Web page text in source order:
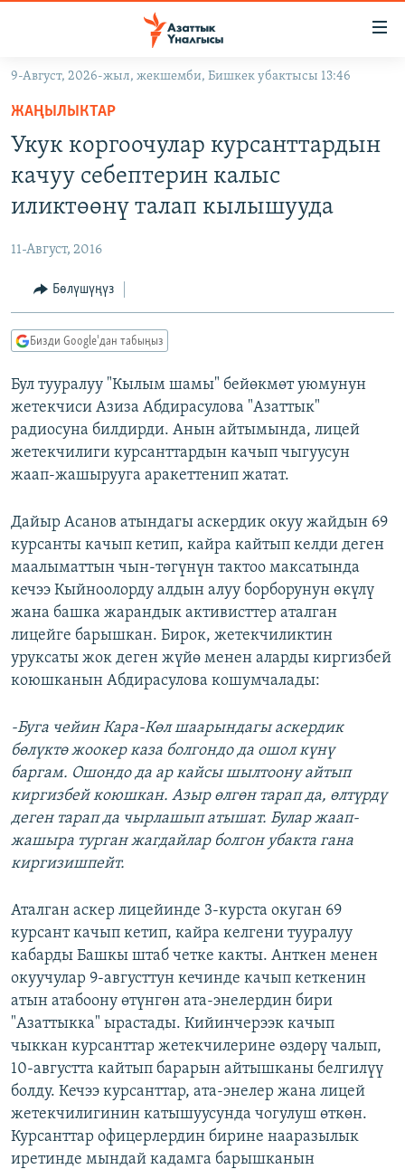
Навигацияга
өтүңүз
Издөөгө
салыңызКЫРГЫЗСТАН
МАДАНИЯТ
ДҮЙНӨ
УКРАИНА
ТВ ПРОГРАММАЛАР
БҮГҮН АЗАТТЫКТА
ДАНИСТЕ
ЭЖЕ-СИҢДИЛЕР
АЗАТТЫК+
ЫҢГАЙСЫЗ СУРООЛОР
ПОДКАСТ
ОНЛАЙН ШЕРИНЕ
ЭЕ/АРнун бардык сайттары
9-Август, 2026-жыл, жекшемби, Бишкек убактысы 13:46
ЖАҢЫЛЫКТАР
Укук коргоочулар курсанттардын
качуу себептерин калыс
иликтөөнү талап кылышууда
11-Август, 2016
Бөлүшүңүз
Бизди Google'дан табыңыз
Бул тууралуу "Кылым шамы" бейөкмөт уюмунун
жетекчиси Азиза Абдирасулова "Азаттык"
радиосуна билдирди. Анын айтымында, лицей
жетекчилиги курсанттардын качып чыгуусун
жаап-жашырууга аракеттенип жатат.
Дайыр Асанов атындагы аскердик окуу жайдын 69
курсанты качып кетип, кайра кайтып келди деген
маалыматтын чын-төгүнүн тактоо максатында
кечээ Кыйноолорду алдын алуу борборунун өкүлү
жана башка жарандык активисттер аталган
лицейге барышкан. Бирок, жетекчиликтин
уруксаты жок деген жүйө менен аларды киргизбей
коюшканын Абдирасулова кошумчалады:
-Буга чейин Кара-Көл шаарындагы аскердик
бөлүктө жоокер каза болгондо да ошол күнү
баргам. Ошондо да ар кайсы шылтоону айтып
киргизбей коюшкан. Азыр өлгөн тарап да, өлтүрдү
деген тарап да чырлашып атышат. Булар жаап-
жашыра турган жагдайлар болгон убакта гана
киргизишпейт.
Аталган аскер лицейинде 3-курста окуган 69
курсант качып кетип, кайра келгени тууралуу
кабарды Башкы штаб четке какты. Анткен менен
окуучулар 9-августтун кечинде качып кеткенин
атын атабоону өтүнгөн ата-энелердин бири
"Азаттыкка" ырастады. Кийинчерээк качып
чыккан курсанттар жетекчилерине өздөрү чалып,
10-августта кайтып барарын айтышканы белгилүү
болду. Кечээ курсанттар, ата-энелер жана лицей
жетекчилигинин катышуусунда чогулуш өткөн.
Курсанттар офицерлердин бирине нааразылык
иретинде мындай кадамга барышканын